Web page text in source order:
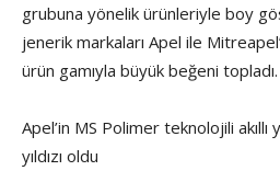
grubuna yönelik ürünleriyle boy
jenerik markaları Apel ile
ürün gamıyla büyük beğeni topladı.
Apel’in MS Polimer teknolojili akıllı
yıldızı oldu